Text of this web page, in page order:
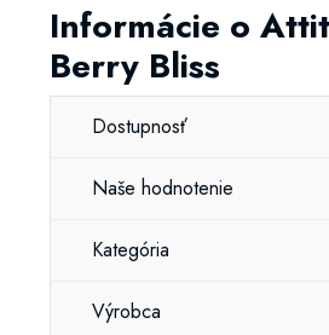
Informácie o
Berry Bliss
Dostupnosť
Naše hodnotenie
Kategória
Výrobca